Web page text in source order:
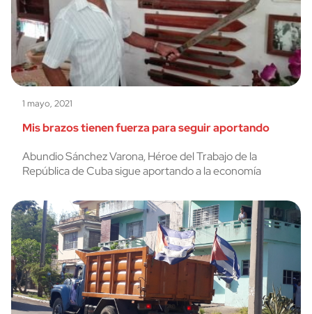
1 mayo, 2021
Mis brazos tienen fuerza para seguir aportando
Abundio Sánchez Varona, Héroe del Trabajo de la
República de Cuba sigue aportando a la economía